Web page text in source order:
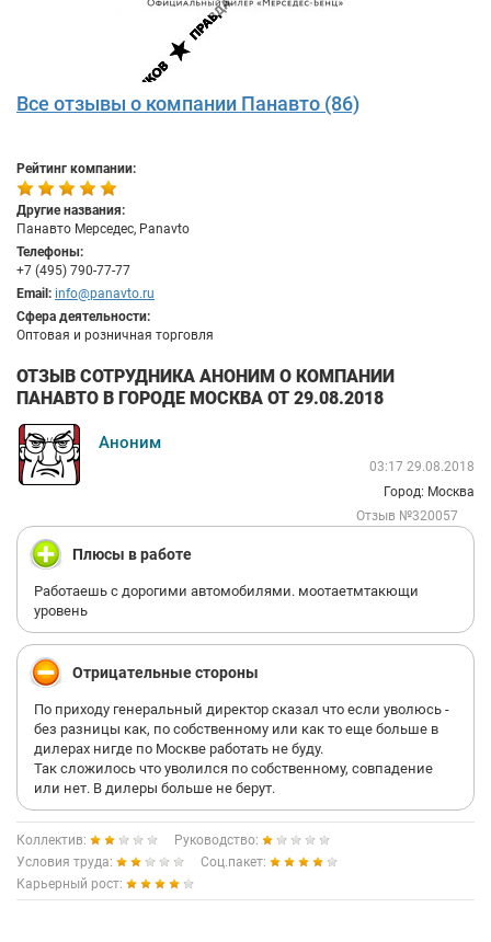
Все отзывы о компании Панавто (86)
Рейтинг компании:
Другие названия:
Панавто Мерседес, Panavto
Телефоны:
+7 (495) 790-77-77
Email: info@panavto.ru
Сфера деятельности:
Оптовая и розничная торговля
ОТЗЫВ СОТРУДНИКА АНОНИМ О КОМПАНИИ
ПАНАВТО В ГОРОДЕ МОСКВА ОТ 29.08.2018
Аноним
03:17 29.08.2018
Город: Москва
Отзыв №320057
Плюсы в работе
Работаешь с дорогими автомобилями. моотаетмтакющи
уровень
Отрицательные стороны
По приходу генеральный директор сказал что если уволюсь -
без разницы как, по собственному или как то еще больше в
дилерах нигде по Москве работать не буду.
Так сложилось что уволился по собственному, совпадение
или нет. В дилеры больше не берут.
Коллектив:
Руководство:
Условия труда:
Соц.пакет:
Карьерный рост: